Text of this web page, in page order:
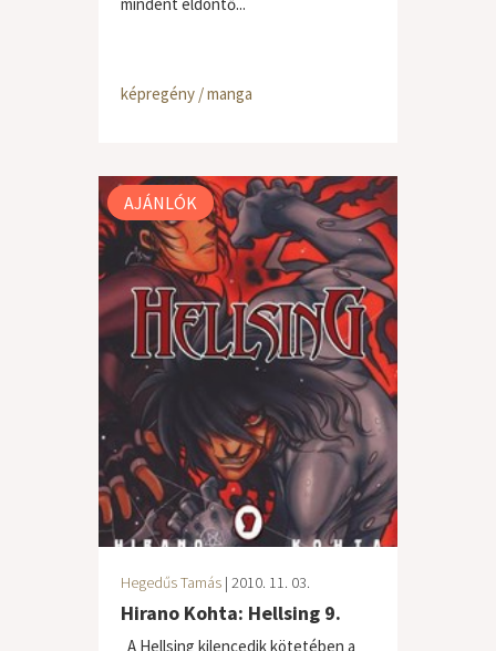
képregény / manga
AJÁNLÓK
Hegedűs Tamás | 2010. 11. 03.
Hirano Kohta: Hellsing 9.
A Hellsing kilencedik kötetében a